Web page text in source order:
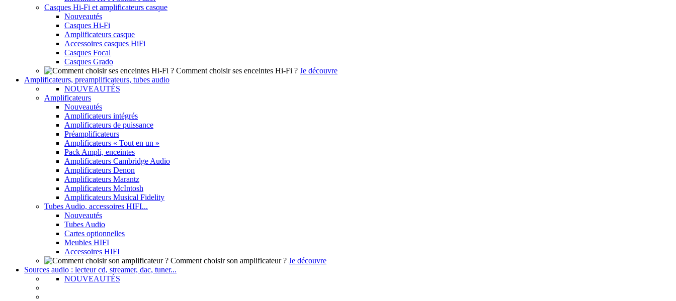
Casques Hi-Fi et amplificateurs casque
Nouveautés
Casques Hi-Fi
Amplificateurs casque
Accessoires casques HiFi
Casques Focal
Casques Grado
Comment choisir ses enceintes Hi-Fi ? Je découvre
Amplificateurs, preamplificateurs, tubes audio
NOUVEAUTÉS
Amplificateurs
Nouveautés
Amplificateurs intégrés
Amplificateurs de puissance
Préamplificateurs
Amplificateurs « Tout en un »
Pack Ampli, enceintes
Amplificateurs Cambridge Audio
Amplificateurs Denon
Amplificateurs Marantz
Amplificateurs McIntosh
Amplificateurs Musical Fidelity
Tubes Audio, accessoires HIFI...
Nouveautés
Tubes Audio
Cartes optionnelles
Meubles HIFI
Accessoires HIFI
Comment choisir son amplificateur ? Je découvre
Sources audio : lecteur cd, streamer, dac, tuner...
NOUVEAUTÉS